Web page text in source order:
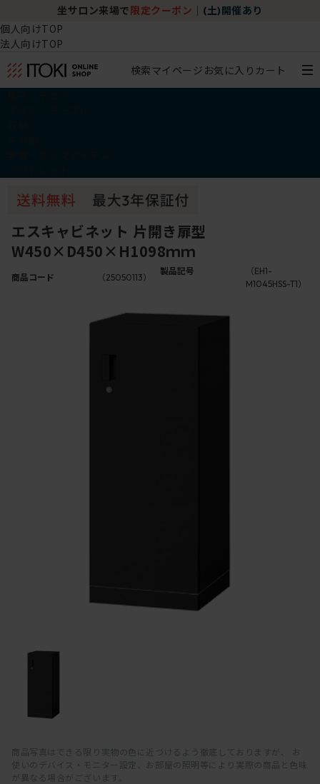
坐サロン来場で 限定クーポン (土)開催あり
個人向けTOP
法人向けTOP
検索マイページ お気に入り カート
エスキャビネット 片開き扉型
W450×D450×H1098ｍｍ
商品コード （25050113）
製品記号
（EH1-
M1045HSS-T1）
商品写真はできる限り実物の色に近づけるよう徹底しておりますが、 お
使いのデバイス・モニター設定、お部屋の照明等により実際の商品と色味
が異なる場合がございます。